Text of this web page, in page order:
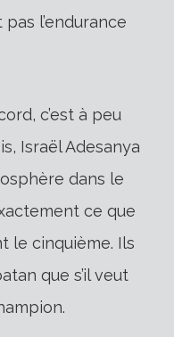
l’endurance
c’est à peu
Israël Adesanya
dans le
ce que
le cinquième. Ils
que s’il veut